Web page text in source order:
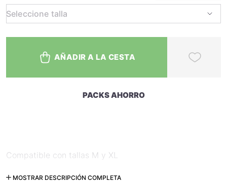
AÑADIR A LA CESTA
PACKS AHORRO
Compatible con tallas M y XL
*Imagen Referencial
MOSTRAR DESCRIPCIÓN COMPLETA